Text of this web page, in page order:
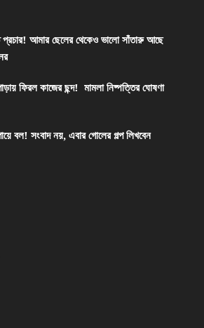
প্রচার! আমার ছেলের থেকেও ভালো সাঁতারু আছে
ফিরল কাজের ছন্দ! মামলা নিষ্পত্তির ঘোষণা
বল! সংবাদ নয়, এবার গোলের গল্প লিখবেন